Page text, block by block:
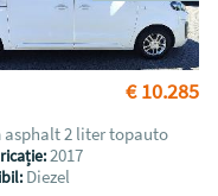
€ 10.285
asphalt 2 liter topauto
2017
Diezel